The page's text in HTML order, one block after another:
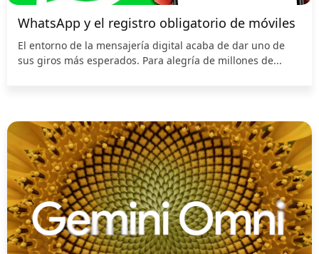
WhatsApp y el registro obligatorio de móviles
El entorno de la mensajería digital acaba de dar uno de
sus giros más esperados. Para alegría de millones de...